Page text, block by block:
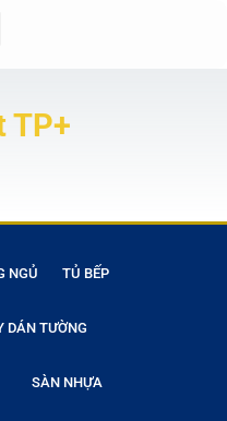
TP+
NGỦ TỦ BẾP
DÁN TƯỜNG
SÀN NHỰA